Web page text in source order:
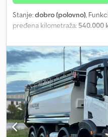
Stanje:dobro (polovno),
pređena kilometraža: 540.000
, vrsta
kg, konfiguracija osovina:6x4,
kabina, tip prenosa: mehanički
suspencija:
čelik-zrak, dužina
Godina proizvodnje:2011 ,
dizalica, hidraulika, tempomat
6X4 BLAT/ZRAČNO
upravljanjem (godište 2011) 5
Codpfsufch Djx Ac Hjrf